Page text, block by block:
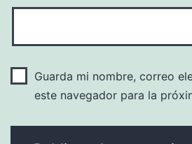
Guarda mi nombre, correo
este navegador para la